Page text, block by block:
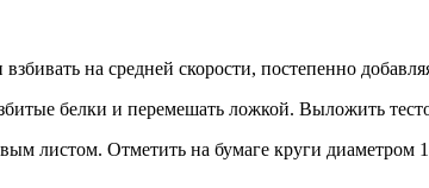
на средней скорости, постепенно
белки и перемешать ложкой. Выложить
листом. Отметить на бумаге круги